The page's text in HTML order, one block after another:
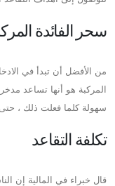
سحر الفائدة
من الأفضل أن تبدأ في
المركبة هو أنها تساعد
سهولة كلما فعلت ذلك ،
تكلفة التقاعد
قال خبراء في المالية إن